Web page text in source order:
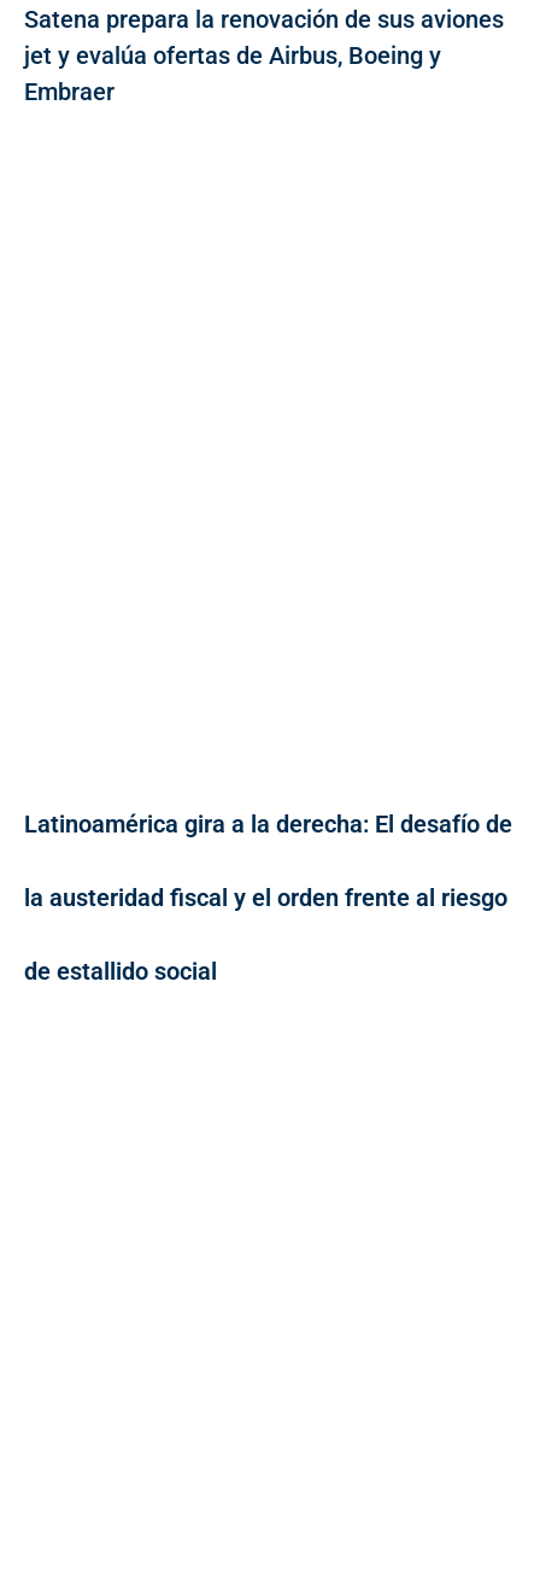
Satena prepara la renovación de sus aviones
jet y evalúa ofertas de Airbus, Boeing y
Embraer
Latinoamérica gira a la derecha: El desafío de
la austeridad fiscal y el orden frente al riesgo
de estallido social